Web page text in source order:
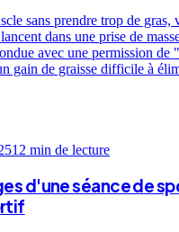
sans prendre trop de gras,
dans une prise de
avec une permission de
gain de graisse difficile à
12 min de lecture
d'une séance de